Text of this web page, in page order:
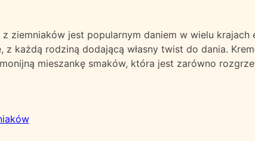
z ziemniaków jest popularnym daniem w wielu
z każdą rodziną dodającą własny twist do dania.
mieszankę smaków, która jest zarówno